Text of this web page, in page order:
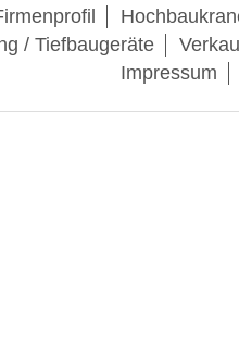
/ Tiefbaugeräte
Impressum